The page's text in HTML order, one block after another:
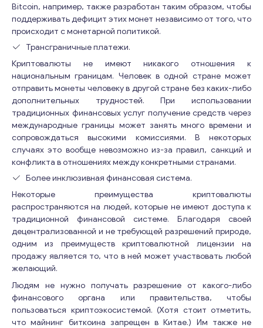
Bitcoin, например, также разработан таким образом, чтобы
поддерживать дефицит этих монет независимо от того, что
происходит с монетарной политикой.
Трансграничные платежи.
Криптовалюты не имеют никакого отношения к
национальным границам. Человек в одной стране может
отправить монеты человеку в другой стране без каких-либо
дополнительных трудностей. При использовании
традиционных финансовых услуг получение средств через
международные границы может занять много времени и
сопровождаться высокими комиссиями. В некоторых
случаях это вообще невозможно из-за правил, санкций и
конфликта в отношениях между конкретными странами.
Более инклюзивная финансовая система.
Некоторые преимущества криптовалюты
распространяются на людей, которые не имеют доступа к
традиционной финансовой системе. Благодаря своей
децентрализованной и не требующей разрешений природе,
одним из преимуществ криптовалютной лицензии на
продажу является то, что в ней может участвовать любой
желающий.
Людям не нужно получать разрешение от какого-либо
финансового органа или правительства, чтобы
пользоваться криптоэкосистемой. (Хотя стоит отметить,
что майнинг биткоина запрещен в Китае.) Им также не